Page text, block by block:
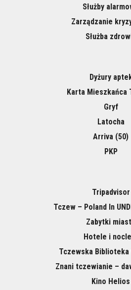
Służby
Zarządzanie
Służba
Dyżury
Karta Mieszkańca
Gryf
Latocha
Arriva (50)
PKP
Tripadvisor
Tczew – Poland In
Zabytki
Hotele i
Tczewska Biblioteka
Znani tczewianie –
Kino Helios